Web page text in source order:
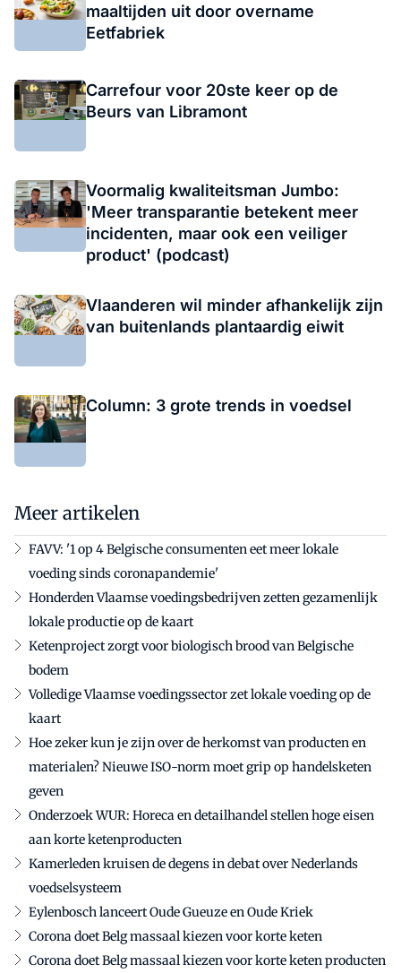
maaltijden uit door overname
Eetfabriek
Carrefour voor 20ste keer op de
Beurs van Libramont
Voormalig kwaliteitsman Jumbo:
'Meer transparantie betekent meer
incidenten, maar ook een veiliger
product' (podcast)
Vlaanderen wil minder afhankelijk zijn
van buitenlands plantaardig eiwit
Column: 3 grote trends in voedsel
Meer artikelen
FAVV: '1 op 4 Belgische consumenten eet meer lokale
voeding sinds coronapandemie'
Honderden Vlaamse voedingsbedrijven zetten gezamenlijk
lokale productie op de kaart
Ketenproject zorgt voor biologisch brood van Belgische
bodem
Volledige Vlaamse voedingssector zet lokale voeding op de
kaart
Hoe zeker kun je zijn over de herkomst van producten en
materialen? Nieuwe ISO-norm moet grip op handelsketen
geven
Onderzoek WUR: Horeca en detailhandel stellen hoge eisen
aan korte ketenproducten
Kamerleden kruisen de degens in debat over Nederlands
voedselsysteem
Eylenbosch lanceert Oude Gueuze en Oude Kriek
Corona doet Belg massaal kiezen voor korte keten
Corona doet Belg massaal kiezen voor korte keten producten